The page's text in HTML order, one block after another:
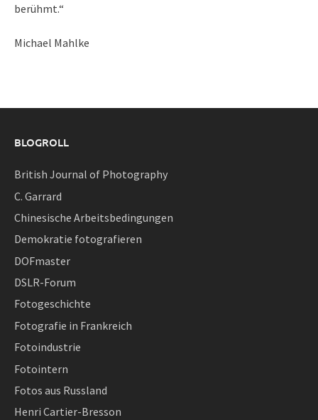
berühmt.“
Michael Mahlke
BLOGROLL
British Journal of Photography
C. Garrard
Chinesische Arbeitsbedingungen
Demokratie fotografieren
DOFmaster
DSLR-Forum
Fotogeschichte
Fotografie in Frankreich
Fotoindustrie
Fotointern
Fotos aus Russland
Henri Cartier-Bresson